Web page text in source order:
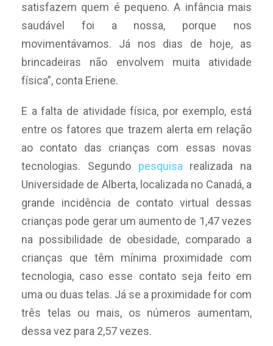
satisfazem quem é pequeno. A infância mais
saudável foi a nossa, porque nos
movimentávamos. Já nos dias de hoje, as
brincadeiras não envolvem muita atividade
física”, conta Eriene.
E a falta de atividade física, por exemplo, está
entre os fatores que trazem alerta em relação
ao contato das crianças com essas novas
tecnologias. Segundo pesquisa realizada na
Universidade de Alberta, localizada no Canadá, a
grande incidência de contato virtual dessas
crianças pode gerar um aumento de 1,47 vezes
na possibilidade de obesidade, comparado a
crianças que têm mínima proximidade com
tecnologia, caso esse contato seja feito em
uma ou duas telas. Já se a proximidade for com
três telas ou mais, os números aumentam,
dessa vez para 2,57 vezes.